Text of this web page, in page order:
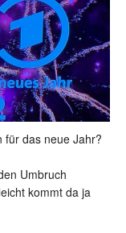
für das neue Jahr?
Umbruch
kommt da ja